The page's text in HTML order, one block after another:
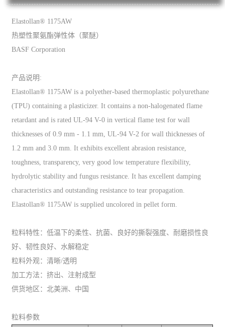
Elastollan® 1175AW
热塑性聚氨酯弹性体（聚醚）
BASF Corporation
产品说明:
Elastollan® 1175AW is a polyether-based thermoplastic polyurethane
(TPU) containing a plasticizer. It contains a non-halogenated flame
retardant and is rated UL-94 V-0 in vertical flame test for wall
thicknesses of 0.9 mm - 1.1 mm, UL-94 V-2 for wall thicknesses of
1.2 mm and 3.0 mm. It exhibits excellent abrasion resistance,
toughness, transparency, very good low temperature flexibility,
hydrolytic stability and fungus resistance. It has excellent damping
characteristics and outstanding resistance to tear propagation.
Elastollan® 1175AW is supplied uncolored in pellet form.
粒料特性：低温下的柔性、抗菌、良好的撕裂强度、耐磨损性良
好、韧性良好、水解稳定
粒料外观：清晰/透明
加工方法：挤出、注射成型
供货地区：北美洲、中国
粒料参数